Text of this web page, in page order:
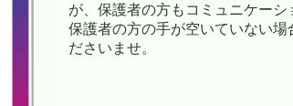
が、保護者の方もコミュニケーシ
保護者の方の手が空いていない
ださいませ。